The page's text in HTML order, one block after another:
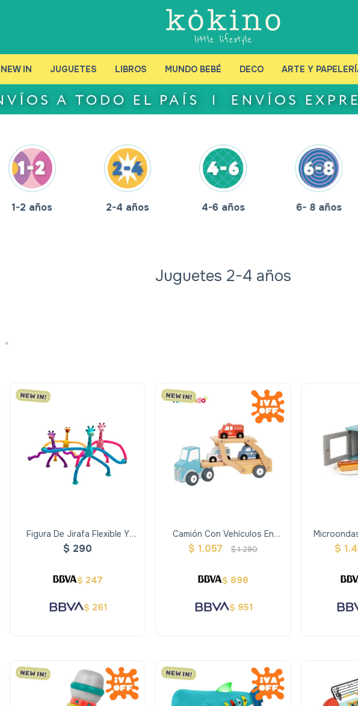
NEW IN JUGUETES LIBROS MUNDO BEBÉ DECO ARTE Y
1-2 años 2-4 años 4-6 años 6- 8 años
Juguetes 2-4 años
Figura De Jirafa Flexible Y
Extensible - Alldoro
$ 290
$ 247
$ 261
Camión Con Vehículos En
Madera - Hi Pando
$ 1.057 $1.290
$ 898
$ 951
$